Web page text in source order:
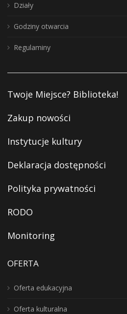
Działy
Godziny otwarcia
Regulaminy
Twoje Miejsce? Biblioteka!
Zakup nowości
Instytucje kultury
Deklaracja dostępności
Polityka prywatności
RODO
Monitoring
OFERTA
Oferta edukacyjna
Oferta kulturalna